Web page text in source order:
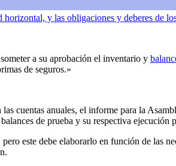
y las obligaciones y deberes de
a su aprobación el inventario y
de seguros.»
cuentas anuales, el informe para la
de prueba y su respectiva ejecución
este debe elaborarlo en función de las